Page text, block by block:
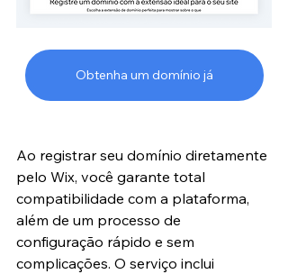
Obtenha um domínio já
Ao registrar seu domínio diretamente
pelo Wix, você garante total
compatibilidade com a plataforma,
além de um processo de
configuração rápido e sem
complicações. O serviço inclui